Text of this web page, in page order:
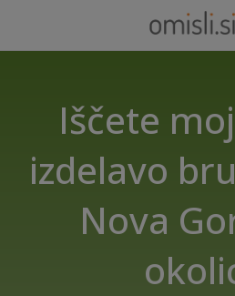
Iščete
izdelavo
Nova